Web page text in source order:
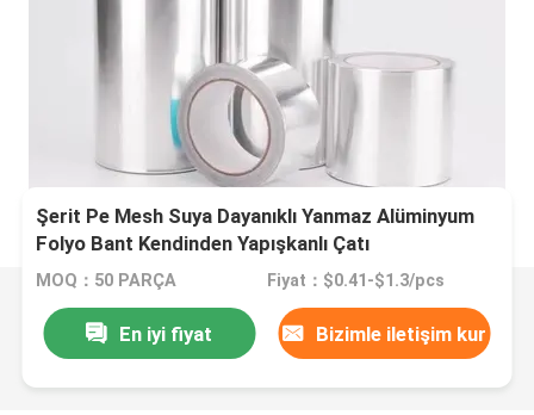
Şerit Pe Mesh Suya Dayanıklı Yanmaz Alüminyum
Folyo Bant Kendinden Yapışkanlı Çatı
MOQ：50 PARÇA Fiyat：$0.41-$1.3/pcs
En iyi fiyat Bizimle iletişim kur